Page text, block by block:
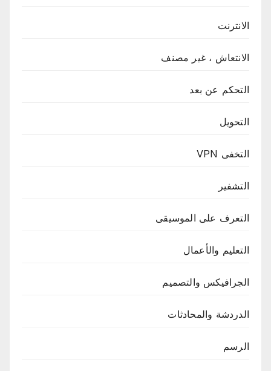
الانترنت
الانتعاش ، غير مصنف
التحكم عن بعد
التحويل
التخفى VPN
التشفير
التعرف على الموسيقى
التعليم والأعمال
الجرافيكس والتصميم
الدردشة والمحادثات
الرسم